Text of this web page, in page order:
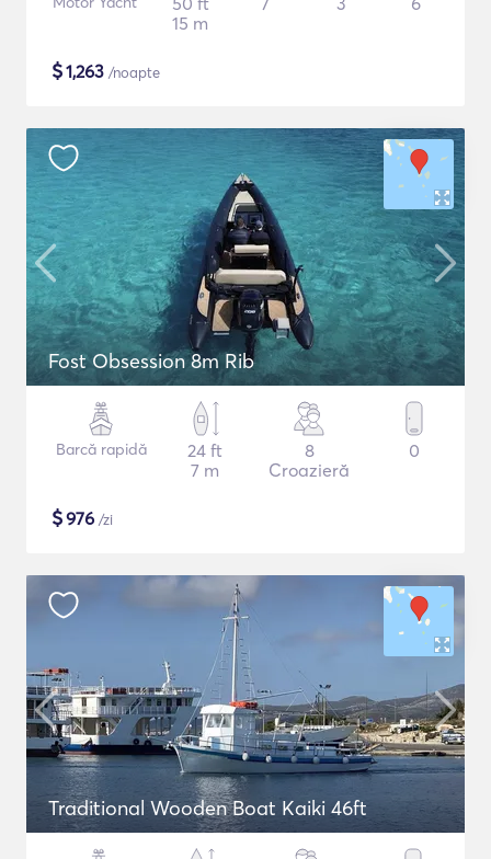
15 m
$1,263 /noapte
Fost Obsession 8m Rib
Barcă rapidă
24 ft
7 m
8
Croazieră
0
$976 /zi
Traditional Wooden Boat Kaiki 46ft